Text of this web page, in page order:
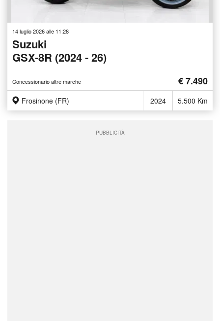
14 luglio 2026 alle 11:28
Suzuki
GSX-8R (2024 - 26)
Concessionario altre marche € 7.490
Frosinone (FR) 2024 5.500 Km
PUBBLICITÀ